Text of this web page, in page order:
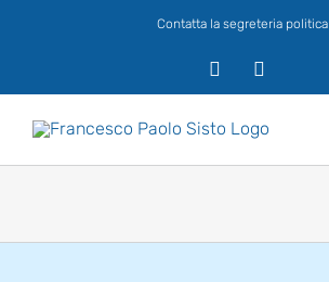
Contatta la segreteria politica